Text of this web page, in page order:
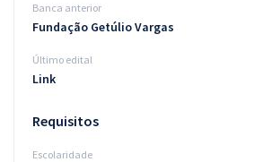
Atendimento
Banca anterior
Fundação Getúlio Vargas
Último edital
Link
Requisitos
Escolaridade